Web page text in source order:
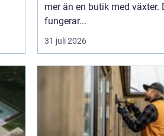
mer än en butik med växter.
fungerar...
31 juli 2026